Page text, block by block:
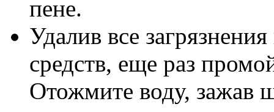
пене.
Удалив все
средств, еще раз
Отожмите воду, зажав